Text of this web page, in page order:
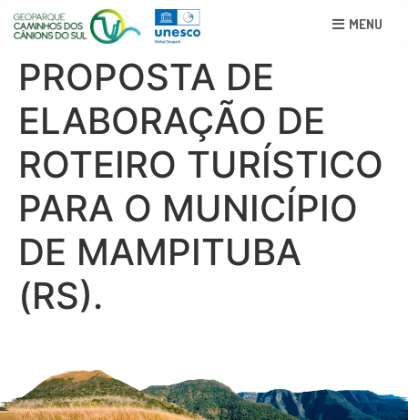
MENU
PROPOSTA DE
ELABORAÇÃO DE
ROTEIRO TURÍSTICO
PARA O MUNICÍPIO
DE MAMPITUBA
(RS).